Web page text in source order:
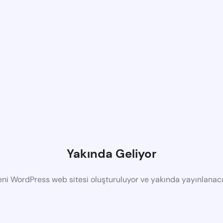
Yakında Geliyor
WordPress web sitesi oluşturuluyor ve yakında